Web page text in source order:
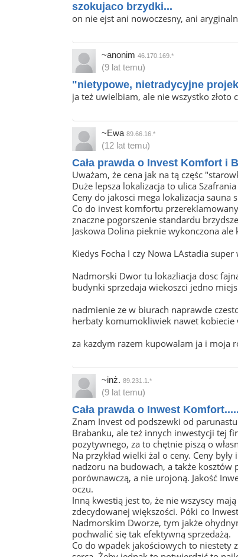
szokujaco brzydki...
on nie ejst ani nowoczesny, ani
~anonim 46.170.169.*
(9 lat temu)
"nietypowe, nietradycyjne
ja też uwielbiam, ale nie wszystko złoto
~Ewa 89.66.16.*
(12 lat temu)
Cała prawda o Invest Komfort i
Uważam, że cena jak na tą częśc
Duże lepsza lokalizacja to ulica
Ceny do jakosci mega lokalizacja
Co do invest komfortu
znaczne pogorszenie standardu
Jaskowa Dolina pieknie wykonczona
Kiedys Focha I czy Nowa LAstadia
Nadmorski Dwor tu lokazliacja dosc
budynki sprzedaja wiekoszci jedno
nadmienie ze w biurach naprawde
herbaty komumokliwiek nawet kobiecie
za kazdym razem kupowalam ja i moja
~inż. 89.231.1.*
(9 lat temu)
Cała prawda o Inwest Komfort.....
Znam Invest od podszewki od
Brabanku, ale też innych inwestycji tej
pozytywnego, za to chętnie piszą o
Na przykład wielki żal o ceny. Ceny
nadzoru na budowach, a także
porównawczą, a nie urojoną. Jakość
oczu.
Inną kwestią jest to, że nie wszyscy
zdecydowanej większości. Póki co
Nadmorskim Dworze, tym jakże
pochwalić się tak efektywną sprzedażą.
Co do wpadek jakościowych to niestety